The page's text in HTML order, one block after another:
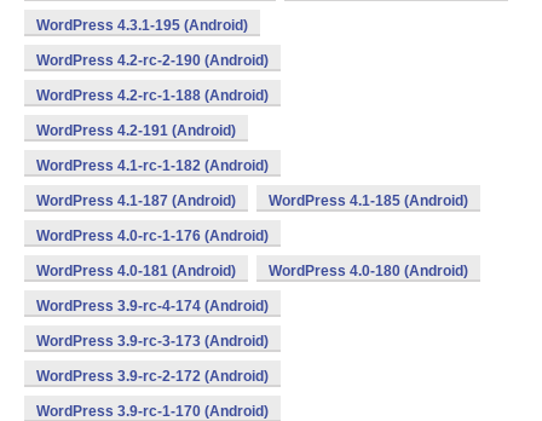
WordPress 4.3.1-195 (Android)
WordPress 4.2-rc-2-190 (Android)
WordPress 4.2-rc-1-188 (Android)
WordPress 4.2-191 (Android)
WordPress 4.1-rc-1-182 (Android)
WordPress 4.1-187 (Android) WordPress 4.1-185 (Android)
WordPress 4.0-rc-1-176 (Android)
WordPress 4.0-181 (Android) WordPress 4.0-180 (Android)
WordPress 3.9-rc-4-174 (Android)
WordPress 3.9-rc-3-173 (Android)
WordPress 3.9-rc-2-172 (Android)
WordPress 3.9-rc-1-170 (Android)